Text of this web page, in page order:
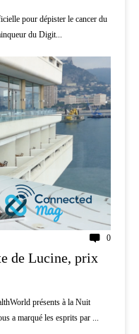
pour dépister le cancer du
du Digit...
0
de Lucine, prix
présents à la Nuit
a marqué les esprits par ...